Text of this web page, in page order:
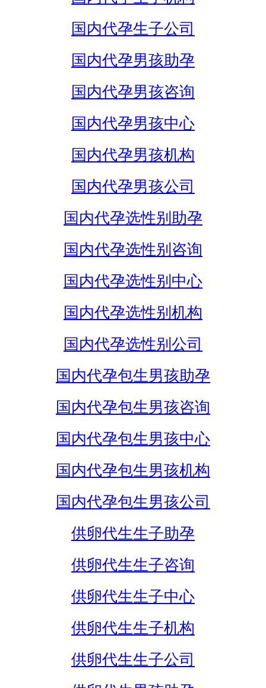
国内代孕生子公司
国内代孕男孩助孕
国内代孕男孩咨询
国内代孕男孩中心
国内代孕男孩机构
国内代孕男孩公司
国内代孕选性别助孕
国内代孕选性别咨询
国内代孕选性别中心
国内代孕选性别机构
国内代孕选性别公司
国内代孕包生男孩助孕
国内代孕包生男孩咨询
国内代孕包生男孩中心
国内代孕包生男孩机构
国内代孕包生男孩公司
供卵代生生子助孕
供卵代生生子咨询
供卵代生生子中心
供卵代生生子机构
供卵代生生子公司